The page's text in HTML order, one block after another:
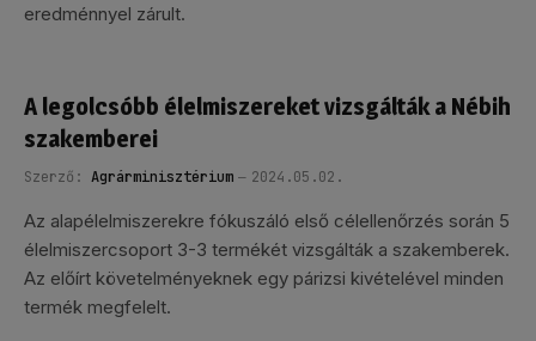
eredménnyel zárult.
A legolcsóbb élelmiszereket vizsgálták a Nébih
szakemberei
Szerző: Agrárminisztérium 2024.05.02.
Az alapélelmiszerekre fókuszáló első célellenőrzés során 5
élelmiszercsoport 3-3 termékét vizsgálták a szakemberek.
Az előírt követelményeknek egy párizsi kivételével minden
termék megfelelt.